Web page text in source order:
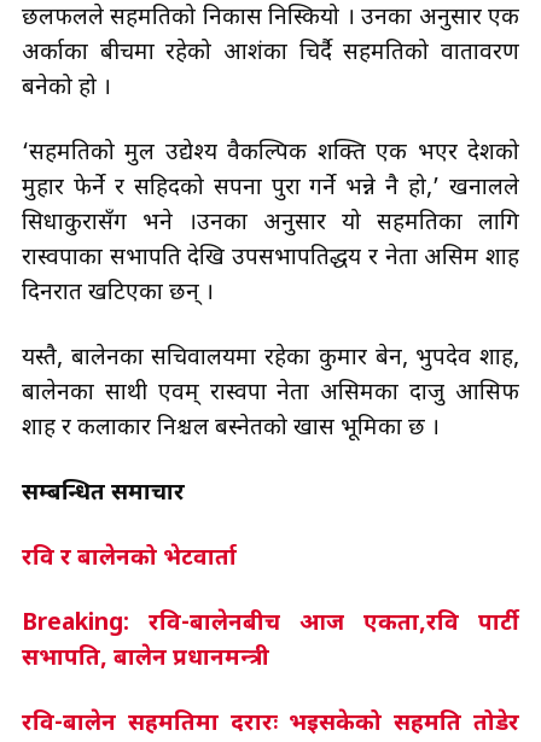
छलफलले सहमतिको निकास निस्कियो । उनका अनुसार एक
अर्काका बीचमा रहेको आशंका चिर्दै सहमतिको वातावरण
बनेको हो ।
‘सहमतिको मुल उद्येश्य वैकल्पिक शक्ति एक भएर देशको
मुहार फेर्ने र सहिदको सपना पुरा गर्ने भन्ने नै हो,’ खनालले
सिधाकुरासँग भने ।उनका अनुसार यो सहमतिका लागि
रास्वपाका सभापति देखि उपसभापतिद्धय र नेता असिम शाह
दिनरात खटिएका छन् ।
यस्तै, बालेनका सचिवालयमा रहेका कुमार बेन, भुपदेव शाह,
बालेनका साथी एवम् रास्वपा नेता असिमका दाजु आसिफ
शाह र कलाकार निश्चल बस्नेतको खास भूमिका छ ।
सम्बन्धित समाचार
रवि र बालेनको भेटवार्ता
Breaking: रवि-बालेनबीच आज एकता,रवि पार्टी
सभापति, बालेन प्रधानमन्त्री
रवि-बालेन सहमतिमा दरारः भइसकेको सहमति तोडेर